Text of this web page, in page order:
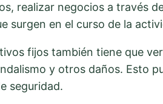
realizar negocios a través
surgen en el curso de la
fijos también tiene que
y otros daños. Esto
seguridad.